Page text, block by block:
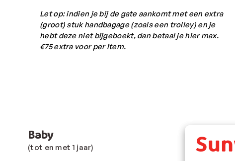
Let op: indien je bij de gate aankomt met een extra
(groot) stuk handbagage (zoals een trolley) en je
hebt deze niet bijgeboekt, dan betaal je hier max.
€75 extra voor per item.
Baby
(tot en met 1 jaar)